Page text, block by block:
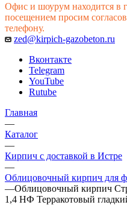
Офис и шоурум находится в
посещением просим
телефону.
zed@kirpich-gazobeton.ru
Вконтакте
Telegram
YouTube
Rutube
Главная
—
Каталог
—
Кирпич с доставкой в Истре
—
Облицовочный кирпич для
—Облицовочный кирпич
1,4 НФ Терракотовый